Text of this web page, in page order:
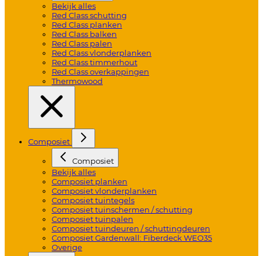
Bekijk alles
Red Class schutting
Red Class planken
Red Class balken
Red Class palen
Red Class vlonderplanken
Red Class timmerhout
Red Class overkappingen
Thermowood
Composiet
Composiet
Bekijk alles
Composiet planken
Composiet vlonderplanken
Composiet tuintegels
Composiet tuinschermen / schutting
Composiet tuinpalen
Composiet tuindeuren / schuttingdeuren
Composiet Gardenwall: Fiberdeck WEO35
Overige